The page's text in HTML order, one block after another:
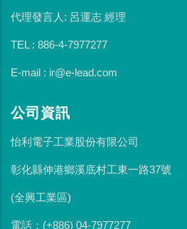
代理發言人: 呂運志 經理
TEL : 886-4-7977277
E-mail : ir@e-lead.com
公司資訊
怡利電子工業股份有限公司
彰化縣伸港鄉溪底村工東一路37號
(全興工業區)
電話：(+886) 04-7977277